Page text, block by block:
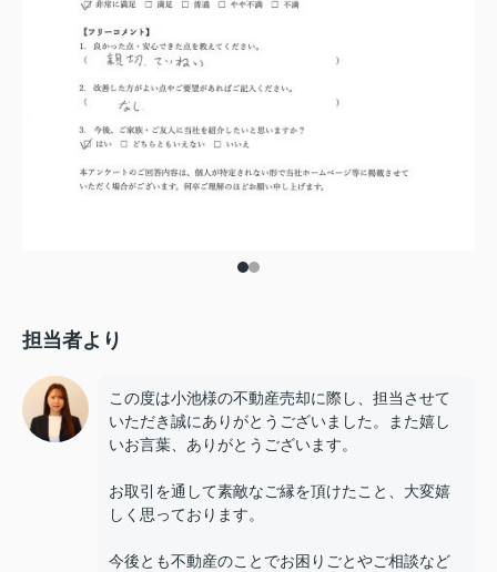
担当者より
この度は小池様の不動産売却に際し、担当させて
いただき誠にありがとうございました。また嬉し
いお言葉、ありがとうございます。
お取引を通して素敵なご縁を頂けたこと、大変嬉
しく思っております。
今後とも不動産のことでお困りごとやご相談など